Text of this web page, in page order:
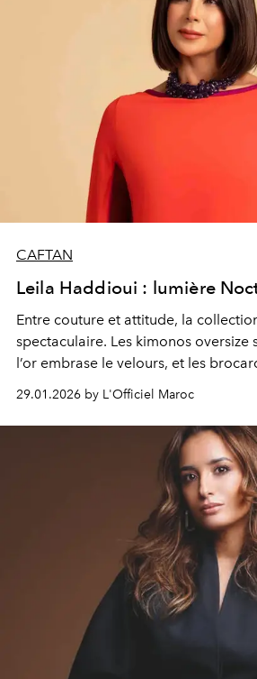
CAFTAN
Leila Haddioui : lumière
Entre couture et attitude, la
spectaculaire. Les kimonos oversize
l’or embrase le velours, et les
les flashs. Un hommage à la star en
celle qui choisit la lumière, même
29.01.2026 by L'Officiel Maroc